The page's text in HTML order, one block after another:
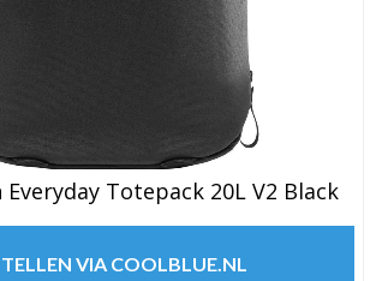
Everyday Totepack 20L V2 Black
VIA COOLBLUE.NL